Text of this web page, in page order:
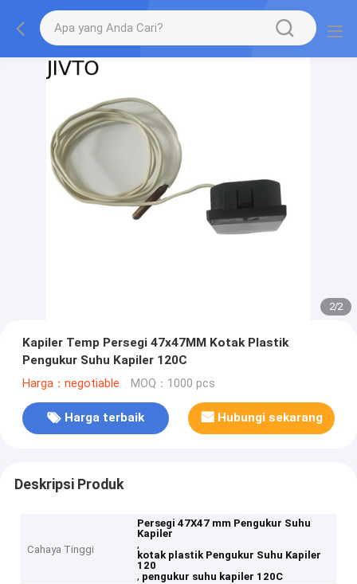
2/2
Kapiler Temp Persegi 47x47MM Kotak Plastik
Pengukur Suhu Kapiler 120C
Harga：negotiable MOQ：1000 pcs
Harga terbaik Hubungi sekarang
Deskripsi Produk
Cahaya Tinggi
Persegi 47X47 mm Pengukur Suhu
Kapiler
,
kotak plastik Pengukur Suhu Kapiler
120
, pengukur suhu kapiler 120C